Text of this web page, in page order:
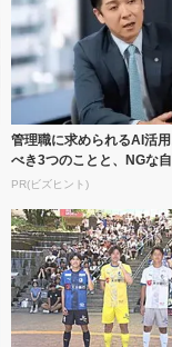
管理職に求められるAI活
べき3つのことと、NGな
PR(ビズヒント)